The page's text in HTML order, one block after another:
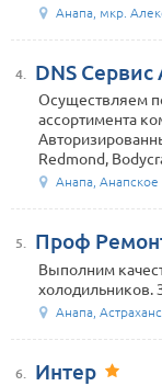
Анапа, мкр.
4. DNS Сервис
Осуществляем
ассортимента
Redmond,
Анапа,
5. Проф
Выполним
холодильников.
Анапа,
6. Интер